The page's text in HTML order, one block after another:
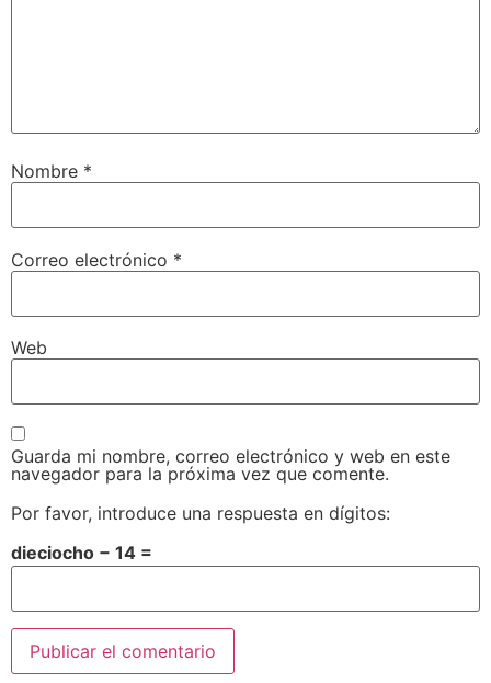
Nombre *
Correo electrónico *
Web
Guarda mi nombre, correo electrónico y web en este
navegador para la próxima vez que comente.
Por favor, introduce una respuesta en dígitos:
dieciocho − 14 =